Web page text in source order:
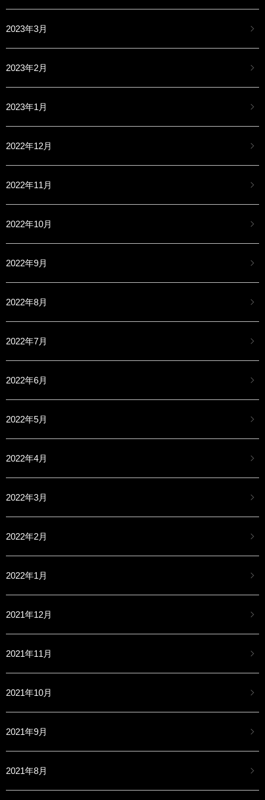
2023年3月
2023年2月
2023年1月
2022年12月
2022年11月
2022年10月
2022年9月
2022年8月
2022年7月
2022年6月
2022年5月
2022年4月
2022年3月
2022年2月
2022年1月
2021年12月
2021年11月
2021年10月
2021年9月
2021年8月